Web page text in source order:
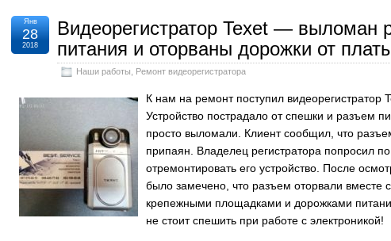
Видеорегистратор Texet — выломан
питания и оторваны дорожки от
Наши работы Ремонт видеорегистратора
Янв
28
2018
К нам на ремонт поступил видеорегистратор
Устройство пострадало от спешки и разъем
просто выломали. Клиент сообщил, что
припаян. Владелец регистратора попросил
отремонтировать его устройство. После
было замечено, что разъем оторвали вместе с
крепежными площадками и дорожками
не стоит спешить при работе с электроникой!